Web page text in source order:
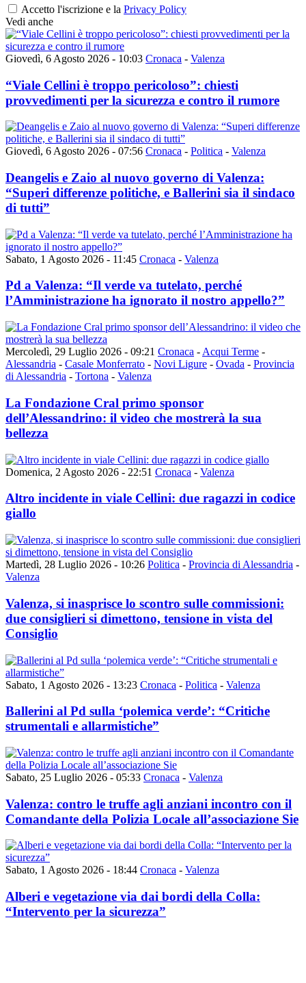
Accetto l'iscrizione e la Privacy Policy
Vedi anche
Giovedì, 6 Agosto 2026 - 10:03 Cronaca - Valenza
“Viale Cellini è troppo pericoloso”: chiesti
provvedimenti per la sicurezza e contro il rumore
Giovedì, 6 Agosto 2026 - 07:56 Cronaca - Politica - Valenza
Deangelis e Zaio al nuovo governo di Valenza:
“Superi differenze politiche, e Ballerini sia il sindaco
di tutti”
Sabato, 1 Agosto 2026 - 11:45 Cronaca - Valenza
Pd a Valenza: “Il verde va tutelato, perché
l’Amministrazione ha ignorato il nostro appello?”
Mercoledì, 29 Luglio 2026 - 09:21 Cronaca - Acqui Terme -
Alessandria - Casale Monferrato - Novi Ligure - Ovada - Provincia
di Alessandria - Tortona - Valenza
La Fondazione Cral primo sponsor
dell’Alessandrino: il video che mostrerà la sua
bellezza
Domenica, 2 Agosto 2026 - 22:51 Cronaca - Valenza
Altro incidente in viale Cellini: due ragazzi in codice
giallo
Martedì, 28 Luglio 2026 - 10:26 Politica - Provincia di Alessandria -
Valenza
Valenza, si inasprisce lo scontro sulle commissioni:
due consiglieri si dimettono, tensione in vista del
Consiglio
Sabato, 1 Agosto 2026 - 13:23 Cronaca - Politica - Valenza
Ballerini al Pd sulla ‘polemica verde’: “Critiche
strumentali e allarmistiche”
Sabato, 25 Luglio 2026 - 05:33 Cronaca - Valenza
Valenza: contro le truffe agli anziani incontro con il
Comandante della Polizia Locale all’associazione Sie
Sabato, 1 Agosto 2026 - 18:44 Cronaca - Valenza
Alberi e vegetazione via dai bordi della Colla:
“Intervento per la sicurezza”